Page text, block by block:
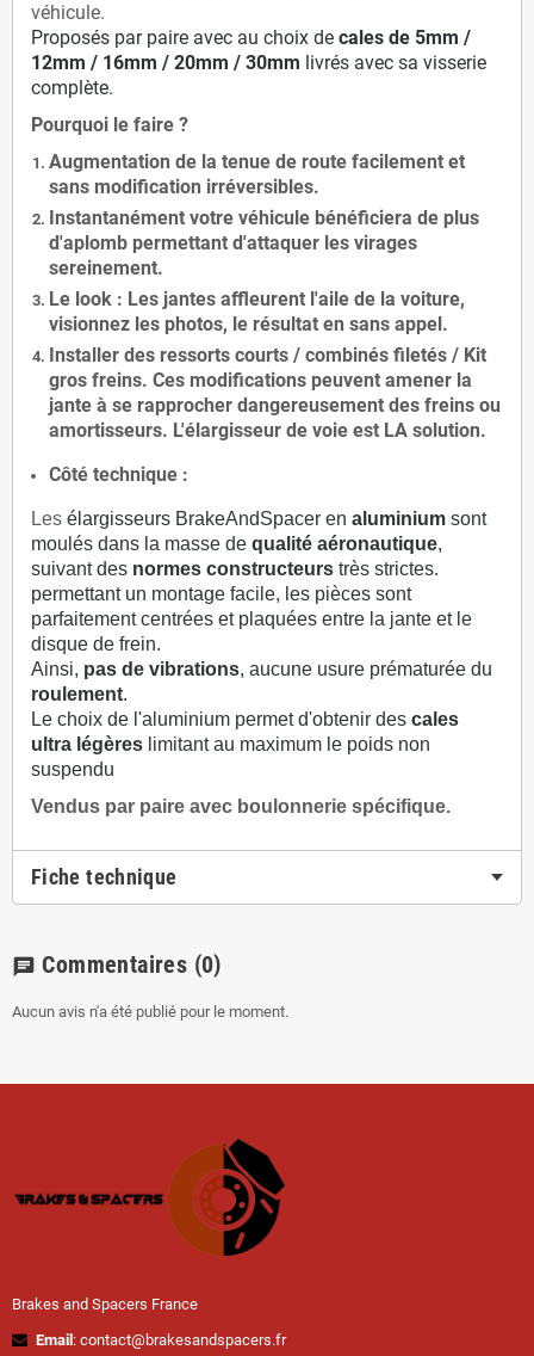
véhicule.
Proposés par paire avec au choix de cales de 5mm /
12mm / 16mm / 20mm / 30mm livrés avec sa visserie
complète.
Pourquoi le faire ?
Augmentation de la tenue de route facilement et
sans modification irréversibles.
Instantanément votre véhicule bénéficiera de plus
d'aplomb permettant d'attaquer les virages
sereinement.
Le look : Les jantes affleurent l'aile de la voiture,
visionnez les photos, le résultat en sans appel.
Installer des ressorts courts / combinés filetés / Kit
gros freins. Ces modifications peuvent amener la
jante à se rapprocher dangereusement des freins ou
amortisseurs. L'élargisseur de voie est LA solution.
Côté technique :
Les élargisseurs BrakeAndSpacer en aluminium sont
moulés dans la masse de qualité aéronautique,
suivant des normes constructeurs très strictes.
permettant un montage facile, les pièces sont
parfaitement centrées et plaquées entre la jante et le
disque de frein.
Ainsi, pas de vibrations, aucune usure prématurée du
roulement.
Le choix de l'aluminium permet d'obtenir des cales
ultra légères limitant au maximum le poids non
suspendu
Vendus par paire avec boulonnerie spécifique.
Fiche technique
chat Commentaires (0)
Aucun avis n'a été publié pour le moment.
Brakes and Spacers France
Email : contact@brakesandspacers.fr